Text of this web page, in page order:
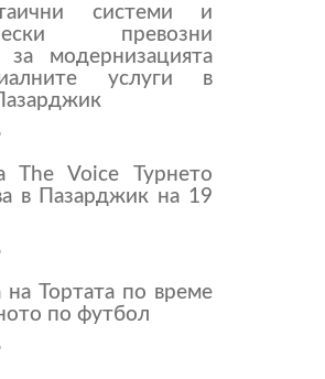
системи и
превозни
за модернизацията
услуги в
The Voice Турнето
в Пазарджик на 19
Тортата по време
по футбол